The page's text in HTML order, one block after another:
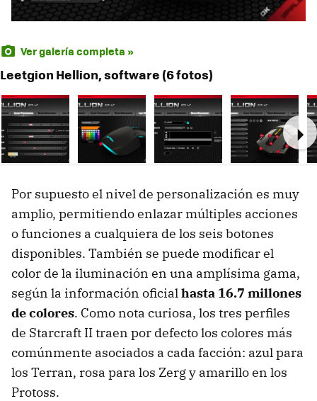
Ver galería completa »
Leetgion Hellion, software (6 fotos)
Por supuesto el nivel de personalización es muy
amplio, permitiendo enlazar múltiples acciones
o funciones a cualquiera de los seis botones
disponibles. También se puede modificar el
color de la iluminación en una amplísima gama,
según la información oficialhasta 16.7 millones
de colores. Como nota curiosa, los tres perfiles
de Starcraft II traen por defecto los colores más
comúnmente asociados a cada facción: azul para
los Terran, rosa para los Zerg y amarillo en los
Protoss.